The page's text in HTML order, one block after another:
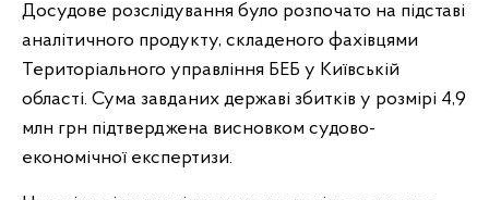
Досудове розслідування було розпочато на підставі
аналітичного продукту, складеного фахівцями
Територіального управління БЕБ у Київській
області. Сума завданих державі збитків у розмірі 4,9
млн грн підтверджена висновком судово-
економічної експертизи.